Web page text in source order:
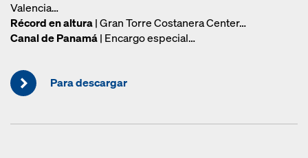
Valencia…
Récord en altura| Gran Torre Costanera Center…
Canal de Panamá| Encargo especial…
Para descargar